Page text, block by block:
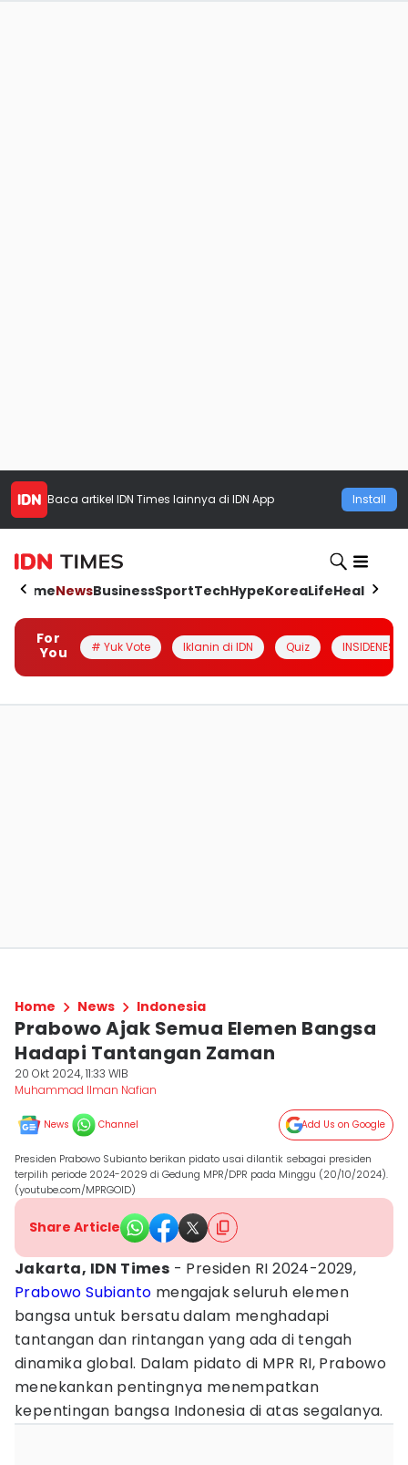
Baca artikel IDN Times lainnya di IDN App Install
HomeNewsBusinessSportTechHypeKoreaLifeHealth
For
You
# Yuk Vote Iklanin di IDN Quiz INSIDENESIA
Home News Indonesia
Prabowo Ajak Semua Elemen Bangsa
Hadapi Tantangan Zaman
20 Okt 2024, 11:33 WIB
Muhammad Ilman Nafian
News Channel Add Us on Google
Presiden Prabowo Subianto berikan pidato usai dilantik sebagai presiden
terpilih periode 2024-2029 di Gedung MPR/DPR pada Minggu (20/10/2024).
(youtube.com/MPRGOID)
Share Article
Jakarta, IDN Times - Presiden RI 2024-2029,
Prabowo Subianto mengajak seluruh elemen
bangsa untuk bersatu dalam menghadapi
tantangan dan rintangan yang ada di tengah
dinamika global. Dalam pidato di MPR RI, Prabowo
menekankan pentingnya menempatkan
kepentingan bangsa Indonesia di atas segalanya.